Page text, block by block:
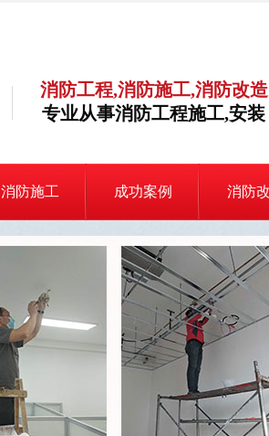
消防工程,消防施工,消防改造
专业从事消防工程施工,安装
消防施工 成功案例 消防